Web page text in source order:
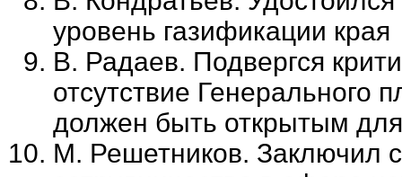
уровень газификации края
В. Радаев. Подвергся
отсутствие Генерального
должен быть открытым
М. Решетников. Заключил